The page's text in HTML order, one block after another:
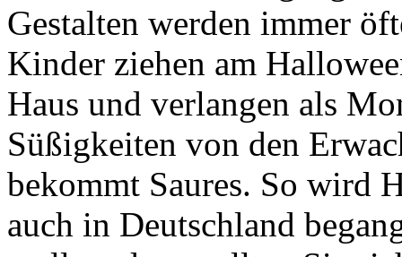
Gestalten werden immer
Kinder ziehen am
Haus und verlangen als
Süßigkeiten von den
bekommt Saures. So wird
auch in Deutschland